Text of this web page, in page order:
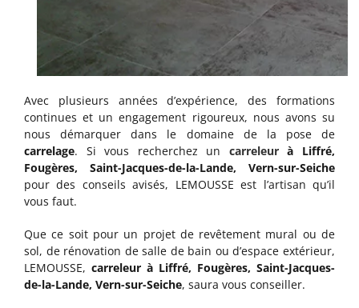
Avec plusieurs années d’expérience, des formations
continues et un engagement rigoureux, nous avons su
nous démarquer dans le domaine de la pose de
carrelage. Si vous recherchez un carreleurà Liffré,
Fougères, Saint-Jacques-de-la-Lande, Vern-sur-Seiche
pour des conseils avisés, LEMOUSSE est l’artisan qu’il
vous faut.
Que ce soit pour un projet de revêtement mural ou de
sol, de rénovation de salle de bain ou d’espace extérieur,
LEMOUSSE, carreleur à Liffré, Fougères, Saint-Jacques-
de-la-Lande, Vern-sur-Seiche, saura vous conseiller.